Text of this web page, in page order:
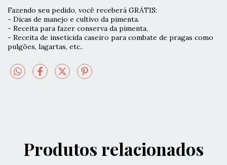
Fazendo seu pedido, você receberá GRÁTIS:
- Dicas de manejo e cultivo da pimenta.
- Receita para fazer conserva da pimenta.
- Receita de inseticida caseiro para combate de pragas como
pulgões, lagartas, etc..
Produtos relacionados